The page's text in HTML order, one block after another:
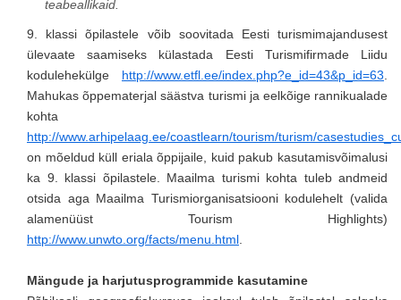
teabeallikaid.
9. klassi õpilastele võib soovitada Eesti turismimajandusest
ülevaate saamiseks külastada Eesti Turismifirmade Liidu
kodulehekülge http://www.etfl.ee/index.php?e_id=43&p_id=63
Mahukas õppematerjal säästva turismi ja eelkõige rannikualade
kohta
http://www.arhipelaag.ee/coastlearn/tourism/turism/
on mõeldud küll eriala õppijaile, kuid pakub kasutamisvõimalusi
ka 9. klassi õpilastele. Maailma turismi kohta tuleb andmeid
otsida aga Maailma Turismiorganisatsiooni kodulehelt (valida
alamenüüst Tourism Highlights)
http://www.unwto.org/facts/menu.html
Mängude ja harjutusprogrammide kasutamine